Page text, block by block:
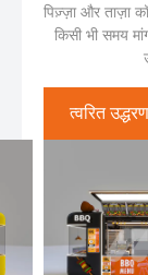
पिज़्ज़ा और ताज़ा
किसी भी समय
त्वरित उद्धरण